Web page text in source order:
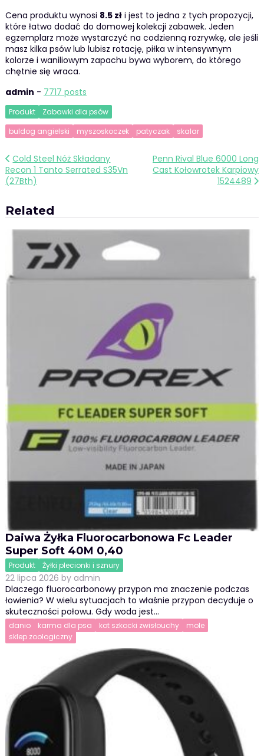
Cena produktu wynosi 8.5 złi jest to jedna z tych propozycji,
które łatwo dodać do domowej kolekcji zabawek. Jeden
egzemplarz może wystarczyć na codzienną rozrywkę, ale jeśli
masz kilka psów lub lubisz rotację, piłka w intensywnym
kolorze i waniliowym zapachu bywa wyborem, do którego
chętnie się wraca.
admin - 7717 posts
Produkt
Zabawki dla psów
buldog angielski
myszoskoczek patyczak skalar
Nawigacja
wpisu
Cold Steel Nóż Składany
Recon 1 Tanto Serrated S35Vn
(27Bth)
Penn Rival Blue 6000 Long
Cast Kołowrotek Karpiowy
1524489
Related
Daiwa Żyłka Fluorocarbonowa Fc Leader
Super Soft 40M 0,40
Produkt Żyłki plecionki i sznury
22 lipca 2026 by admin
Dlaczego fluorocarbonowy przypon ma znaczenie podczas
łowienia? W wielu sytuacjach to właśnie przypon decyduje o
skuteczności połowu. Gdy woda jest…
danio karma dla psa kot szkocki zwisłouchy
mole
sklep zoologiczny